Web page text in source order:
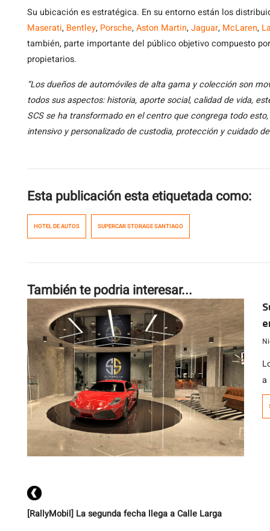
Su ubicación es estratégica. En su entorno están los
Maserati, Bentley, Porsche,Aston Martin,Jaguar, McLaren,
también, parte importante del público objetivo compuesto
propietarios.
“Los dueños de automóviles de alta gama y colección son
todos sus aspectos: historia, aporte social, calidad de vida,
SCS se ha transformado en el centro que congrega todo
intensivo y personalizado de custodia, protección y cuidado
Esta publicación esta etiquetada como:
HOTEL DE AUTOS SUPERCAR STORAGE SANTIAGO
También te podria interesar...
a
[RallyMobil] La segunda fecha llega a Calle Larga